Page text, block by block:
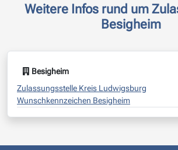
Weitere Infos rund um
Besigheim
Besigheim
Zulassungsstelle Kreis Ludwigsburg
Wunschkennzeichen Besigheim